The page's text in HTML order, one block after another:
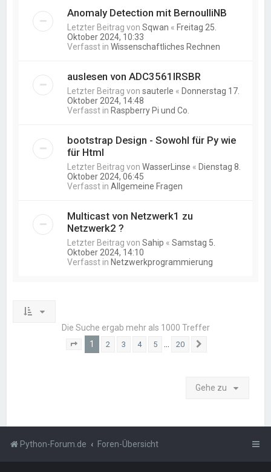
Anomaly Detection mit BernoulliNB
Letzter Beitrag vonSqwan « Freitag 25.
Oktober 2024, 10:33
Verfasst inWissenschaftliches Rechnen
auslesen von ADC3561IRSBR
Letzter Beitrag vonsauterle « Donnerstag 17.
Oktober 2024, 14:48
Verfasst in Raspberry Pi und Co.
bootstrap Design - Sowohl für Py wie
für Html
Letzter Beitrag vonWasserLinse « Dienstag 8.
Oktober 2024, 06:45
Verfasst inAllgemeine Fragen
Multicast von Netzwerk1 zu
Netzwerk2 ?
Letzter Beitrag vonSahip «Samstag 5.
Oktober 2024, 14:10
Verfasst in Netzwerkprogrammierung
Die Suche ergab mehr als 1000 Treffer
Seite von 20
1 2 3 4 5 … 20
Gehe zu
Python-Forum.de Foren-Übersicht